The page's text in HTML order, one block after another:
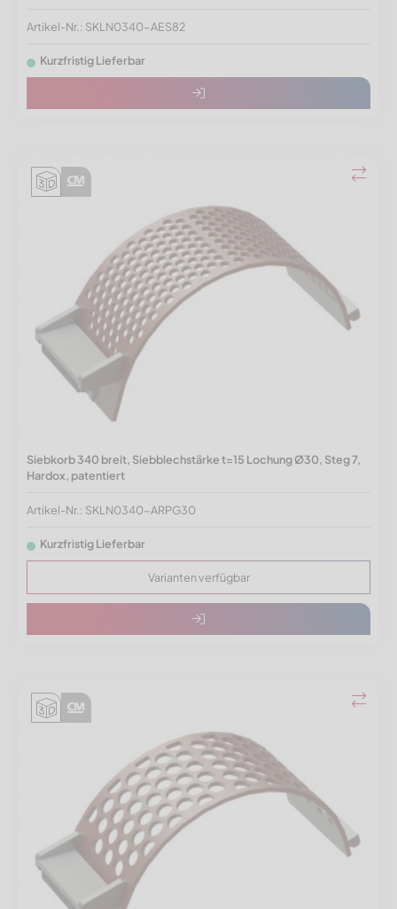
Artikel-Nr.: SKLN0340-AES82
Kurzfristig Lieferbar
Siebkorb 340 breit, Siebblechstärke t=15 Lochung Ø30, Steg 7,
Hardox, patentiert
Artikel-Nr.: SKLN0340-ARPG30
Kurzfristig Lieferbar
Varianten verfügbar